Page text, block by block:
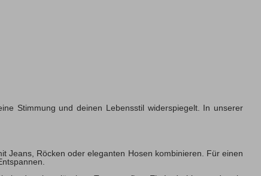
Stimmung und deinen Lebensstil widerspiegelt. In unserer
Jeans, Röcken oder eleganten Hosen kombinieren. Für einen